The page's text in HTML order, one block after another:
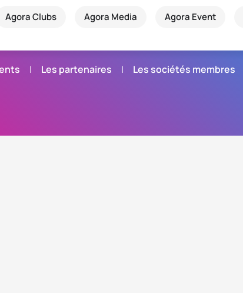
Agora Clubs Agora Media Agora Event
Les partenaires Les sociétés membres